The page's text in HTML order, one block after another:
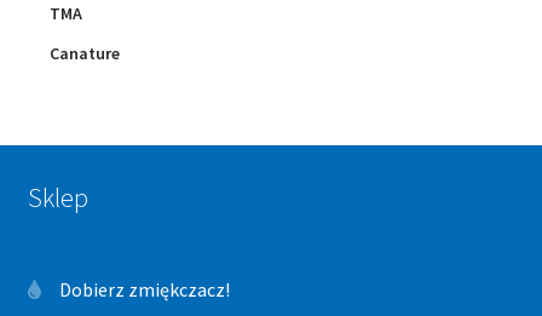
TMA
Canature
Sklep
Dobierz zmiękczacz!